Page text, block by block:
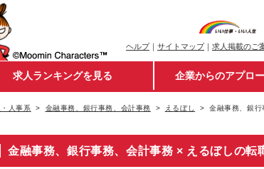
ヘルプ｜ サイトマップ｜ 求人掲載のご
求人ランキングを見る 企業からのアプロ
人事系 金融事務、銀行事務、会計事務 えるぼし 金融事務、銀
金融事務、銀行事務、会計事務 × えるぼしの転